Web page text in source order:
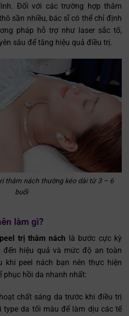
Đối với các trường hợp thâm
sần nhiều, bác sĩ có thể chỉ định
pháp hỗ trợ như laser sắc tố,
sâu để tăng hiệu quả điều trị.
thâm nách thường kéo dài từ 3 – 6
buổi
làm gì?
peel trị thâm nách
là bước cực kỳ
đến hiệu quả và mức độ an toàn
khi peel nách bạn nên thực hiện
phục hồi da nhanh nhất:
chất sáng da trước khi điều trị
type da tối màu để làm dịu các tế